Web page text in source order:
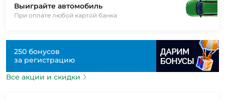
Выиграйте автомобиль
При оплате любой картой банка
250 бонусов
за регистрацию
Все акции и скидки